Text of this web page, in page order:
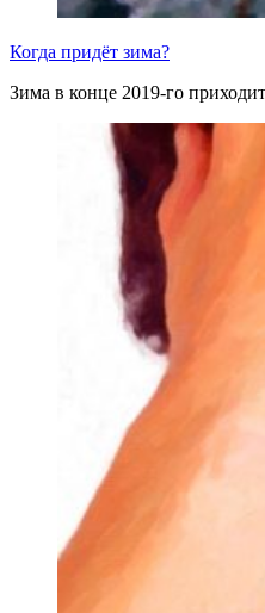
Когда придёт зима?
Зима в конце 2019-го